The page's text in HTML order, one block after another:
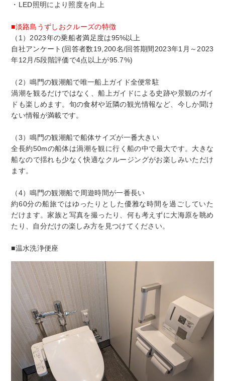
・LED照明により照度を向上
■淡路島うずしおクルーズの特徴
（1）2023年の乗船者満足度は95%以上
自社アンケート(回答者数19,200名/回答期間2023年1月～2023
年12月/5段階評価で4点以上が95.7%)
（2）鳴門の観潮船で唯一船上ガイド全便常駐
渦潮を観るだけではなく、船上ガイドによる史跡や景観のガイ
ドも楽しめます。旬の食材や近隣の観光情報など、今しか聞け
ない情報が満載です。
（3）鳴門の観潮船で船体サイズが一番大きい
全長約50mの船体は渦潮を観に行く船の中で最大です。大きな
船なので揺れも少なく快適なクルージングがお楽しみいただけ
ます。
（4）鳴門の観潮船で周遊時間が一番長い
約60分の船旅ではゆったりとした優雅な時間を過ごしていた
だけます。家族と写真を撮ったり、何も考えずに大海原を眺め
たり、自分だけの楽しみ方を見つけてください。
■温水洗浄便座